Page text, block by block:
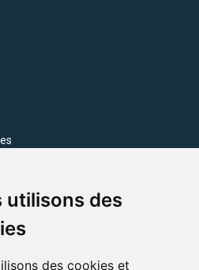
utilisons des
des cookies et